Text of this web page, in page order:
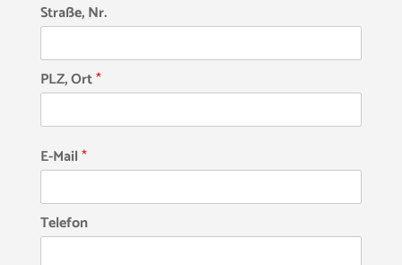
Straße, Nr.
PLZ, Ort*
E-Mail*
Telefon